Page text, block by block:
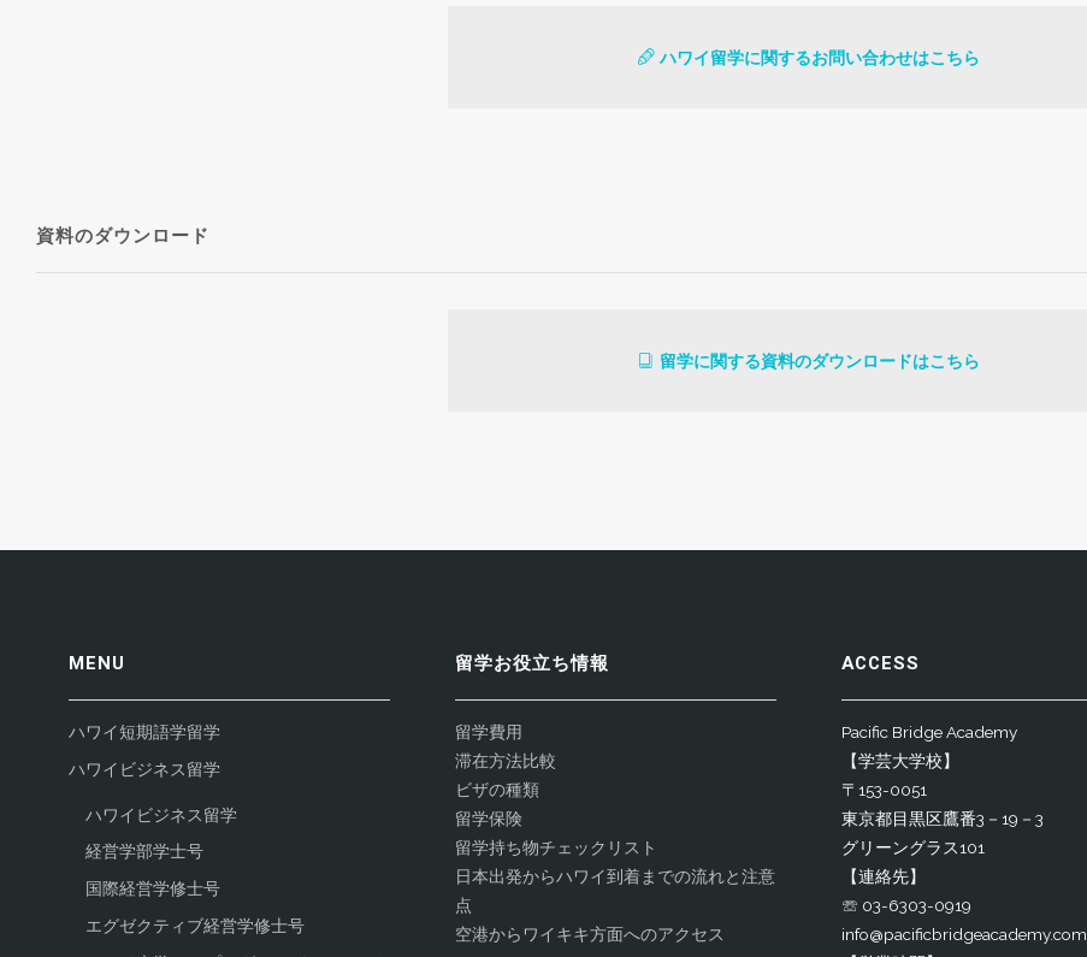
ハワイ留学に関するお問い合わせはこちら
資料のダウンロード
留学に関する資料のダウンロードはこちら
MENU
ハワイ短期語学留学
ハワイビジネス留学
ハワイビジネス留学
経営学部学士号
国際経営学修士号
エグゼクティブ経営学修士号
留学お役立ち情報
留学費用
滞在方法比較
ビザの種類
留学保険
留学持ち物チェックリスト
日本出発からハワイ到着までの流れと注意
点
空港からワイキキ方面へのアクセス
ACCESS
Pacific Bridge Academy
【学芸大学校】
〒153-0051
東京都目黒区鷹番3－19－3
グリーングラス101
【連絡先】
☏ 03-6303-0919
info@pacificbridgeacademy.com